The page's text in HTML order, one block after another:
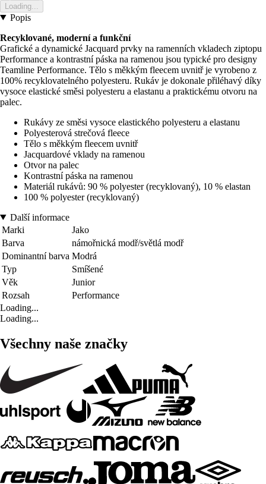
Loading...
Popis
Recyklované, moderní a funkční
Grafické a dynamické Jacquard prvky na ramenních vkladech ziptopu
Performance a kontrastní páska na ramenou jsou typické pro designy
Teamline Performance. Tělo s měkkým fleecem uvnitř je vyrobeno z
100% recyklovatelného polyesteru. Rukáv je dokonale přiléhavý díky
vysoce elastické směsi polyesteru a elastanu a praktickému otvoru na
palec.
Rukávy ze směsi vysoce elastického polyesteru a elastanu
Polyesterová strečová fleece
Tělo s měkkým fleecem uvnitř
Jacquardové vklady na ramenou
Otvor na palec
Kontrastní páska na ramenou
Materiál rukávů: 90 % polyester (recyklovaný), 10 % elastan
100 % polyester (recyklovaný)
Další informace
Marki
Jako
Barva
námořnická modř/světlá modř
Dominantní barva Modrá
Typ
Smíšené
Věk
Junior
Rozsah
Performance
Loading...
Loading...
Všechny naše značky